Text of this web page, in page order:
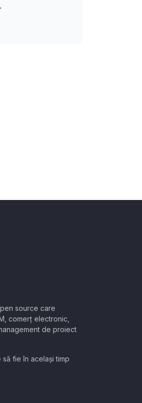
source care
comerț electronic,
de proiect
fie în același timp